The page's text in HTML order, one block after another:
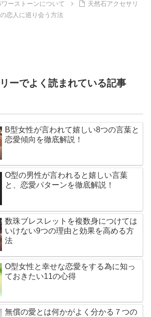
ワーストーンについて
天然石アクセサリ
恋人に巡り会う方法
ーでよく読まれている記事
B型女性が言われて嬉しい8つの言葉と
恋愛傾向を徹底解説！
O型の男性が言われると嬉しい言葉
と、恋愛パターンを徹底解説！
数珠ブレスレットを複数身につけては
いけない9つの理由と効果を高める方
法
O型女性と幸せな恋愛をする為に知っ
ておきたい11の心得
無償の愛とは何かがよく分かる７つの